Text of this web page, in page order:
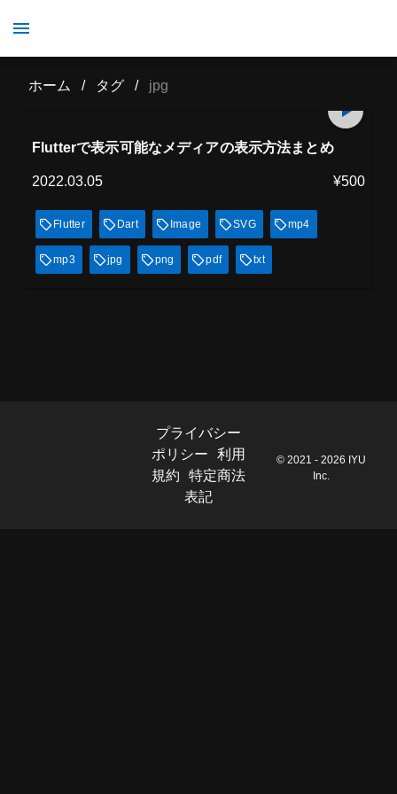
ホーム / タグ / jpg
26min
見放題
Flutterで表示可能なメディアの表示方法まとめ
2022.03.05 ¥500
Flutter Dart Image SVG mp4
mp3 jpg png pdf txt
プライバシー
ポリシー
利用
規約
特定商法
表記
© 2021 - 2026 IYU
Inc.